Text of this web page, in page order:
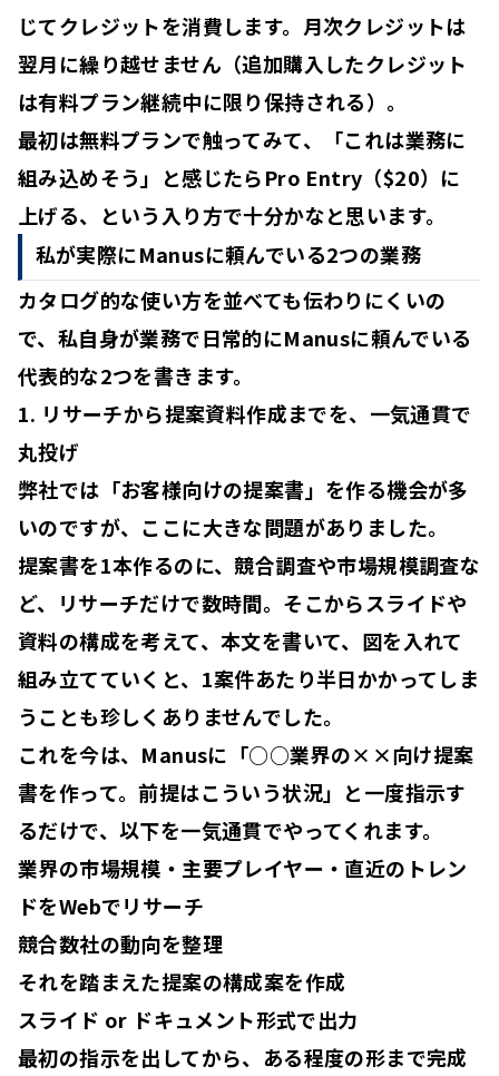
じてクレジットを消費します。 月次クレジットは
翌月に繰り越せません （追加購入したクレジット
は有料プラン継続中に限り保持される）。
最初は無料プランで触ってみて、「これは業務に
組み込めそう」と感じたらPro Entry（$20）に
上げる、という入り方で十分かなと思います。
私が実際にManusに頼んでいる2つの業務
カタログ的な使い方を並べても伝わりにくいの
で、私自身が業務で日常的にManusに頼んでいる
代表的な2つを書きます。
1. リサーチから提案資料作成までを、一気通貫で
丸投げ
弊社では「お客様向けの提案書」を作る機会が多
いのですが、ここに大きな問題がありました。
提案書を1本作るのに、競合調査や市場規模調査な
ど、
リサーチだけで数時間。そこからスライドや
資料の構成を考えて、本文を書いて、図を入れて
組み立てていくと、 1案件あたり半日かかってしま
うことも珍しくありませんでした。
これを今は、Manusに「○○業界の××向け提案
書を作って。前提はこういう状況」と一度指示す
るだけで、以下を一気通貫でやってくれます。
業界の市場規模・主要プレイヤー・直近のトレン
ドをWebでリサーチ
競合数社の動向を整理
それを踏まえた提案の構成案を作成
スライド or ドキュメント形式で出力
最初の指示を出してから、ある程度の形まで完成